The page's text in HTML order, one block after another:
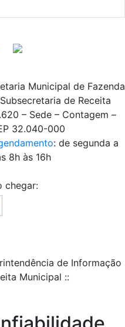
Municipal de Fazenda
de Receita
– Sede – Contagem –
32.040-000
: de segunda a
8h às 16h
chegar:
de Informação
Municipal ::